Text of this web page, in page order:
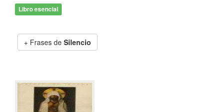
Libro esencial
Frases de Silencio